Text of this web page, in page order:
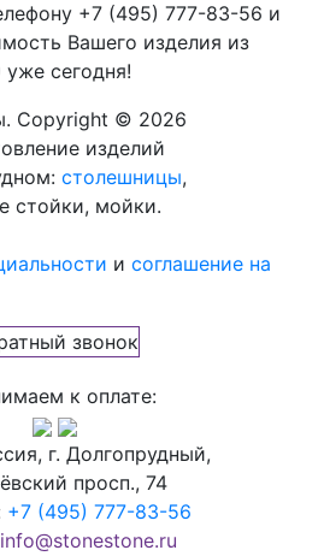
+7 (495) 777-83-56 и
Вашего изделия из
уже сегодня!
Copyright © 2026
изделий
столешницы,
стойки, мойки.
и соглашение на
звонок
к оплате:
г. Долгопрудный,
просп., 74
+7 (495) 777-83-56
info@stonestone.ru